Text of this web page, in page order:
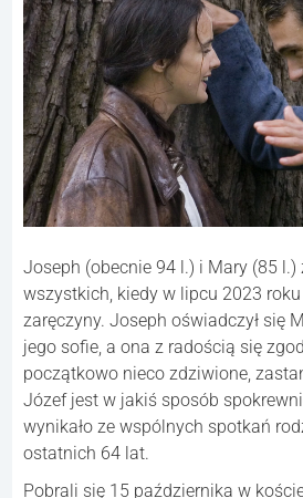
Joseph (obecnie 94 l.) i Mary (85 l.)
wszystkich, kiedy w lipcu 2023
zaręczyny. Joseph oświadczył się
jego sofie, a ona z radością się
początkowo nieco zdziwione,
Józef jest w jakiś sposób
wynikało ze wspólnych spotkań
ostatnich 64 lat.
Pobrali się 15 października w